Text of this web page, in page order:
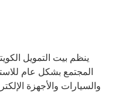
المجتمع بشكل عام
والسيارات والأجهزة